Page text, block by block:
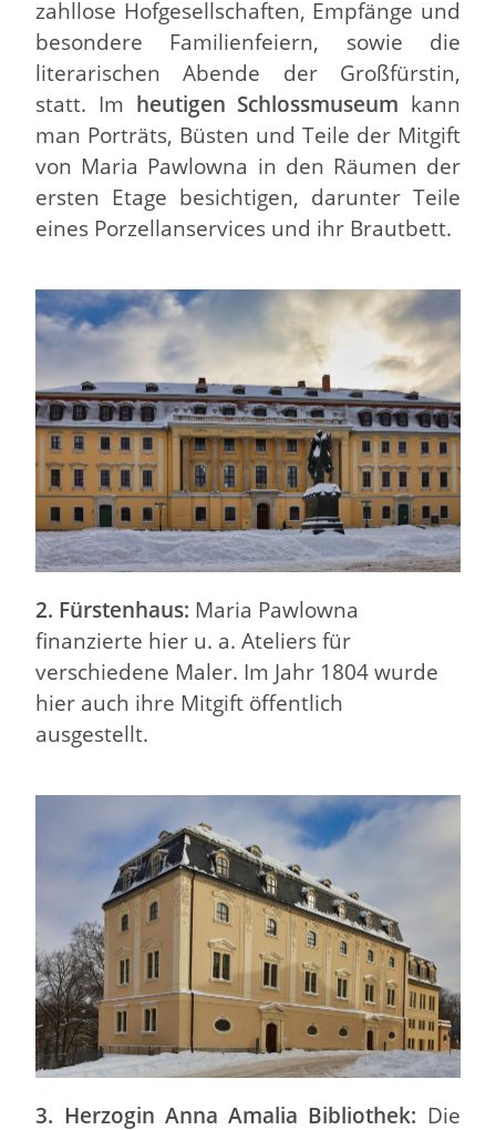
zahllose Hofgesellschaften, Empfänge und
besondere Familienfeiern, sowie die
literarischen Abende der Großfürstin,
statt. Im heutigen Schlossmuseum kann
man Porträts, Büsten und Teile der Mitgift
von Maria Pawlowna in den Räumen der
ersten Etage besichtigen, darunter Teile
eines Porzellanservices und ihr Brautbett.
2. Fürstenhaus: Maria Pawlowna
finanzierte hier u. a. Ateliers für
verschiedene Maler. Im Jahr 1804 wurde
hier auch ihre Mitgift öffentlich
ausgestellt.
3. Herzogin Anna Amalia Bibliothek: Die